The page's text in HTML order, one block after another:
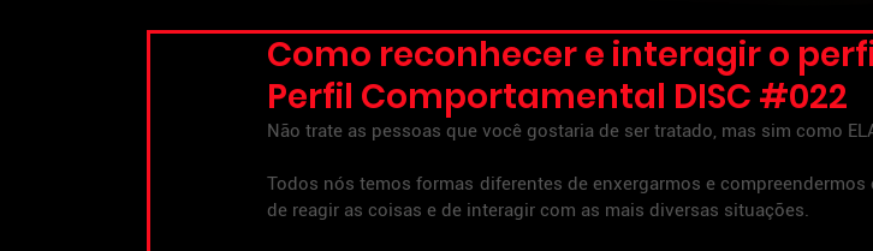
Como reconhecer e interagir o perfil
Perfil Comportamental DISC #022
Não trate as pessoas que você gostaria de ser tratado, mas sim como
Todos nós temos formas diferentes de enxergarmos e
de reagir as coisas e de interagir com as mais diversas situações.